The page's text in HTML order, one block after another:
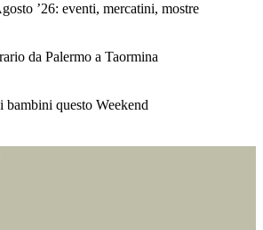
’26: eventi, mercatini, mostre
da Palermo a Taormina
bambini questo Weekend